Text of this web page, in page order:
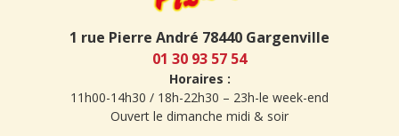
1 rue Pierre André 78440 Gargenville
01 30 93 57 54
Horaires :
11h00-14h30 / 18h-22h30 – 23h-le week-end
Ouvert le dimanche midi & soir